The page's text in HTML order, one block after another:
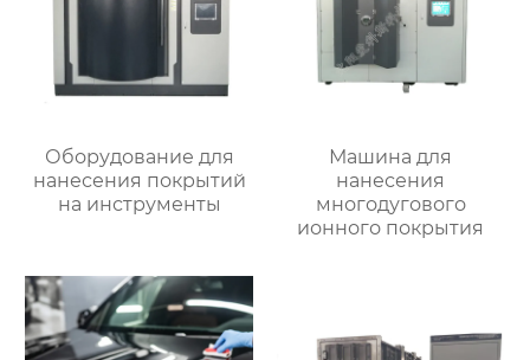
Оборудование для
нанесения покрытий
на инструменты
Машина для
нанесения
многодугового
ионного покрытия